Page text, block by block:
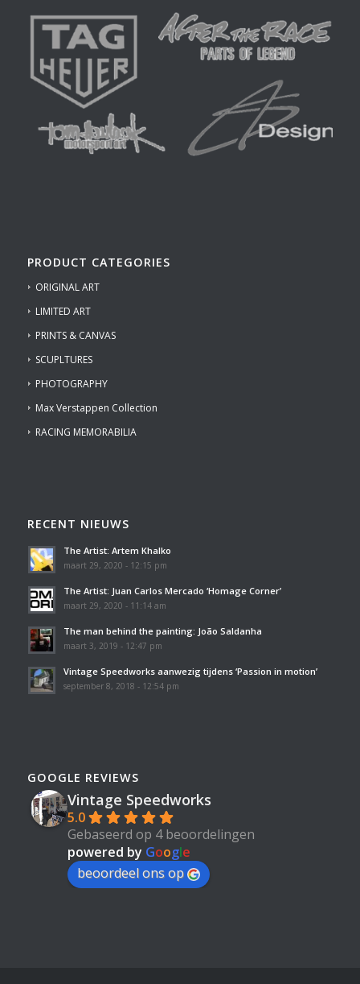
PRODUCT CATEGORIES
ORIGINAL ART
LIMITED ART
PRINTS & CANVAS
SCUPLTURES
PHOTOGRAPHY
Max Verstappen Collection
RACING MEMORABILIA
RECENT NIEUWS
The Artist: Artem Khalko
maart 29, 2020 - 12:15 pm
The Artist: Juan Carlos Mercado ‘Homage Corner’
maart 29, 2020 - 11:14 am
The man behind the painting: João Saldanha
maart 3, 2019 - 12:47 pm
Vintage Speedworks aanwezig tijdens ‘Passion in motion’
september 8, 2018 - 12:54 pm
GOOGLE REVIEWS
Vintage Speedworks
5.0
Gebaseerd op 4 beoordelingen
powered by Google
beoordeel ons op